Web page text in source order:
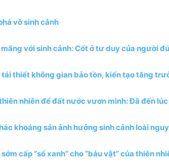
vỡ sinh cảnh
với sinh cảnh: Cốt ở tư duy của người
tái thiết không gian bảo tồn, kiến tạo tăng
nhiên để đất nước vươn mình: Đã đến
khoáng sản ảnh hưởng sinh cảnh loài
cấp “sổ xanh” cho “báu vật” của thiên